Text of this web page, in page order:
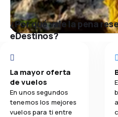
¿Por qué vale la pena
eDestinos?
La mayor oferta
de vuelos
En unos segundos
tenemos los mejores
vuelos para ti entre